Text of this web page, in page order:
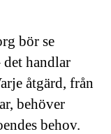
bör se
handlar
åtgärd, från
behöver
behov.